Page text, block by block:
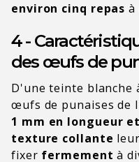
environ cinq repasà
4 -
des œufs de
D'une teinte blanche
œufs de punaises de
1 mm en longueur
texture collante
fixer fermement à